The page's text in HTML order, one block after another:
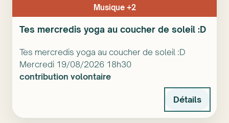
Musique +2
Tes mercredis yoga au coucher de soleil :D
Tes mercredis yoga au coucher de soleil :D
Mercredi 19/08/2026 18h30
contribution volontaire
Détails